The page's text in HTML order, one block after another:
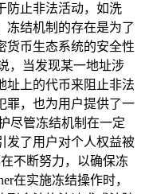
防止非法活动，如洗
冻结机制的存在是为了
货币生态系统的安全性
，当发现某一地址涉
址上的代币来阻止非法
罪，也为用户提供了一
尽管冻结机制在一定
发了用户对个人权益被
不断努力，以确保冻
在实施冻结操作时，